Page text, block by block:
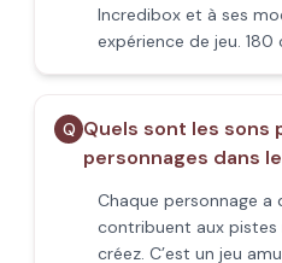
Incredibox et à ses
expérience de jeu. 180
Q Quels sont les sons
personnages dans
Chaque personnage a
contribuent aux pistes
créez. C’est un jeu